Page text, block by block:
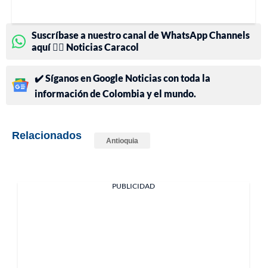
Suscríbase a nuestro canal de WhatsApp Channels
aquí 👉🏻 Noticias Caracol
✔️ Síganos en Google Noticias con toda la
información de Colombia y el mundo.
Relacionados Antioquia
PUBLICIDAD